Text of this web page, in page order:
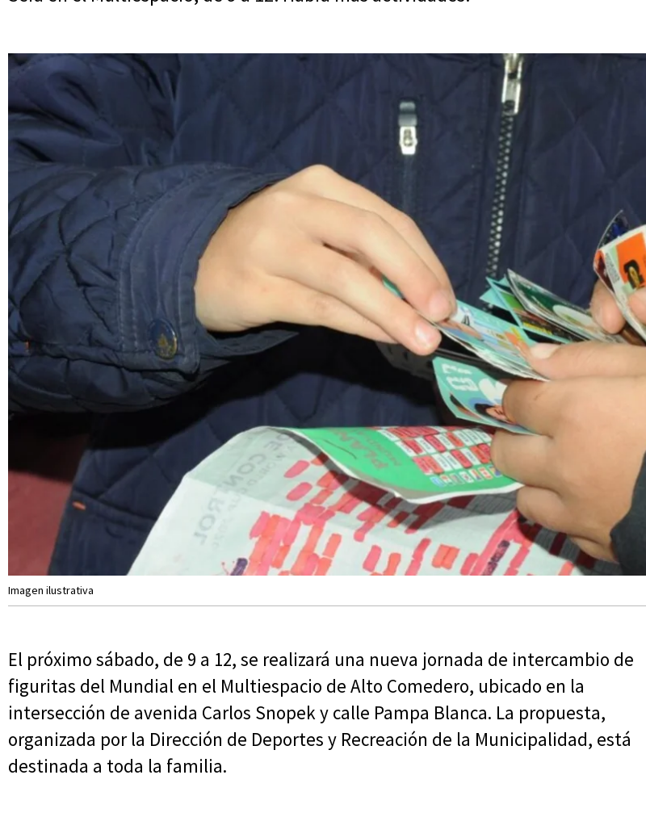
Imagen ilustrativa
El próximo sábado, de 9 a 12, se realizará una nueva jornada de intercambio de
figuritas del Mundial en el Multiespacio de Alto Comedero, ubicado en la
intersección de avenida Carlos Snopek y calle Pampa Blanca. La propuesta,
organizada por la Dirección de Deportes y Recreación de la Municipalidad, está
destinada a toda la familia.